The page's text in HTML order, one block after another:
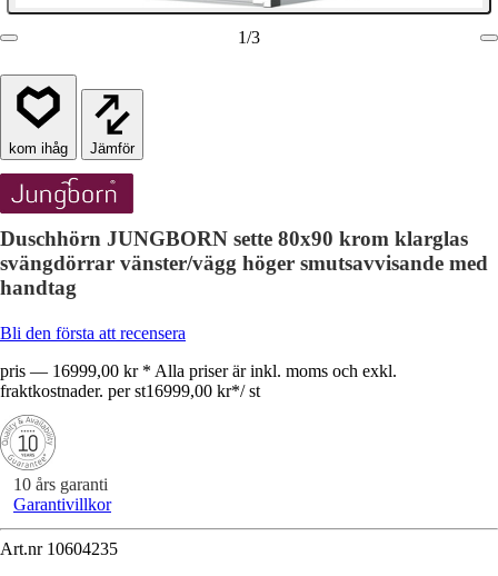
1/3
Jämför
Duschhörn JUNGBORN sette 80x90 krom klarglas
svängdörrar vänster/vägg höger smutsavvisande med
handtag
Bli den första att recensera
pris — 16999,00 kr * Alla priser är inkl. moms och exkl.
fraktkostnader. per st16999,00 kr*/ st
10 års garanti
Garantivillkor
Art.nr 10604235